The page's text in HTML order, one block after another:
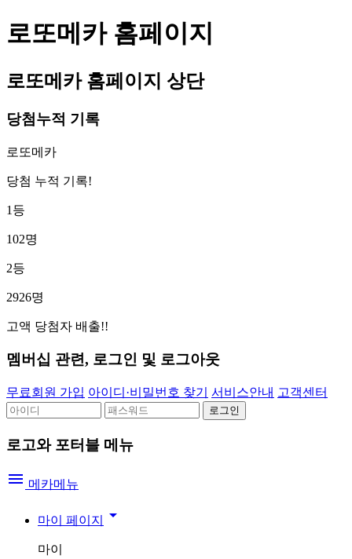
로또메카 홈페이지
로또메카 홈페이지 상단
당첨누적 기록
로또메카
당첨 누적 기록!
1등
102명
2등
2926명
고액 당첨자 배출!!
멤버십 관련, 로그인 및 로그아웃
무료회원 가입 아이디·비밀번호 찾기 서비스안내 고객센터
로고와 포터블 메뉴
menu 메카메뉴
마이 페이지 arrow_drop_down
마이